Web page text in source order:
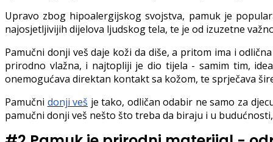
Upravo zbog hipoalergijskog svojstva, pamuk je
najosjetljivijih dijelova ljudskog tela, te je od izuzetne
Pamučni donji veš daje koži da diše, a pritom ima i
prirodno vlažna, i najtopliji je dio tijela - samim tim,
onemogućava direktan kontakt sa kožom, te sprječava
Pamučni donji veš je tako, odličan odabir ne samo za
pamučni donji veš nešto što treba da biraju i u